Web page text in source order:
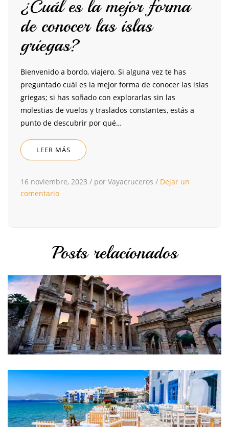
¿Cuál es la mejor forma
de conocer las islas
griegas?
Bienvenido a bordo, viajero. Si alguna vez te has
preguntado cuál es la mejor forma de conocer las islas
griegas; si has soñado con explorarlas sin las
molestias de vuelos y traslados constantes, estás a
punto de descubrir por qué…
LEER MÁS
16 noviembre, 2023 / por Vayacruceros / Dejar un
comentario
Posts relacionados